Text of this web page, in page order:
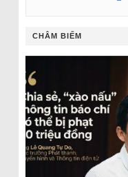
CHÂM BIẾM